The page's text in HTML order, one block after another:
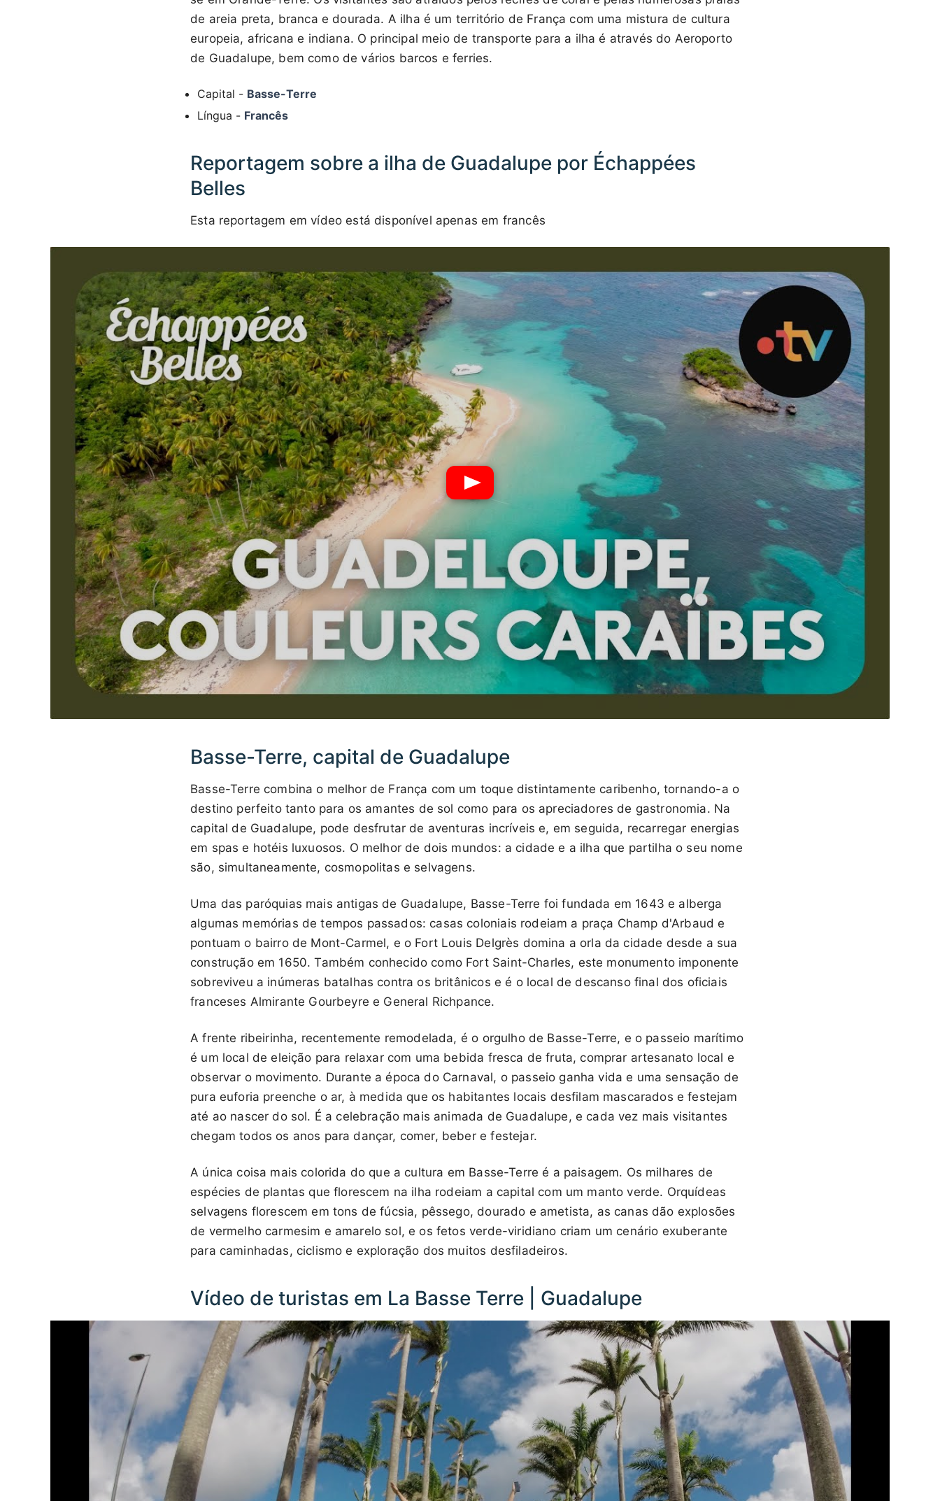
de areia preta, branca e dourada. A ilha é um território de França com uma mistura de cultura
europeia, africana e indiana. O principal meio de transporte para a ilha é através do Aeroporto
de Guadalupe, bem como de vários barcos e ferries.
Capital - Basse-Terre
Língua - Francês
Reportagem sobre a ilha de Guadalupe por Échappées
Belles
Esta reportagem em vídeo está disponível apenas em francês
Basse-Terre, capital de Guadalupe
Basse-Terre combina o melhor de França com um toque distintamente caribenho, tornando-a o
destino perfeito tanto para os amantes de sol como para os apreciadores de gastronomia. Na
capital de Guadalupe, pode desfrutar de aventuras incríveis e, em seguida, recarregar energias
em spas e hotéis luxuosos. O melhor de dois mundos: a cidade e a ilha que partilha o seu nome
são, simultaneamente, cosmopolitas e selvagens.
Uma das paróquias mais antigas de Guadalupe, Basse-Terre foi fundada em 1643 e alberga
algumas memórias de tempos passados: casas coloniais rodeiam a praça Champ d'Arbaud e
pontuam o bairro de Mont-Carmel, e o Fort Louis Delgrès domina a orla da cidade desde a sua
construção em 1650. Também conhecido como Fort Saint-Charles, este monumento imponente
sobreviveu a inúmeras batalhas contra os britânicos e é o local de descanso final dos oficiais
franceses Almirante Gourbeyre e General Richpance.
A frente ribeirinha, recentemente remodelada, é o orgulho de Basse-Terre, e o passeio marítimo
é um local de eleição para relaxar com uma bebida fresca de fruta, comprar artesanato local e
observar o movimento. Durante a época do Carnaval, o passeio ganha vida e uma sensação de
pura euforia preenche o ar, à medida que os habitantes locais desfilam mascarados e festejam
até ao nascer do sol. É a celebração mais animada de Guadalupe, e cada vez mais visitantes
chegam todos os anos para dançar, comer, beber e festejar.
A única coisa mais colorida do que a cultura em Basse-Terre é a paisagem. Os milhares de
espécies de plantas que florescem na ilha rodeiam a capital com um manto verde. Orquídeas
selvagens florescem em tons de fúcsia, pêssego, dourado e ametista, as canas dão explosões
de vermelho carmesim e amarelo sol, e os fetos verde-viridiano criam um cenário exuberante
para caminhadas, ciclismo e exploração dos muitos desfiladeiros.
Vídeo de turistas em La Basse Terre | Guadalupe